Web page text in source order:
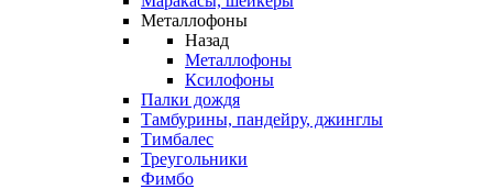
Металлофоны
Назад
Металлофоны
Ксилофоны
Палки дождя
Тамбурины, пандейру, джинглы
Тимбалес
Треугольники
Фимбо